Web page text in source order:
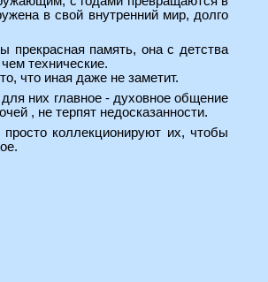
в свой внутренний мир, долго
прекрасная память, она с детства
технические.
что иная даже не заметит.
них главное - духовное общение
, не терпят недосказанности.
коллекционируют их, чтобы